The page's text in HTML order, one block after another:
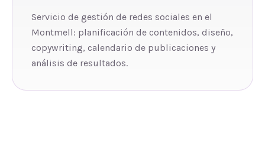
Servicio de gestión de redes sociales en el
Montmell: planificación de contenidos, diseño,
copywriting, calendario de publicaciones y
análisis de resultados.